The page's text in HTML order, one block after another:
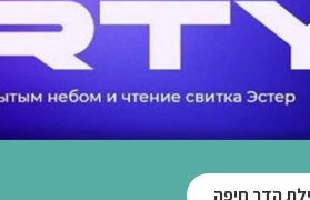
הדר חיפה